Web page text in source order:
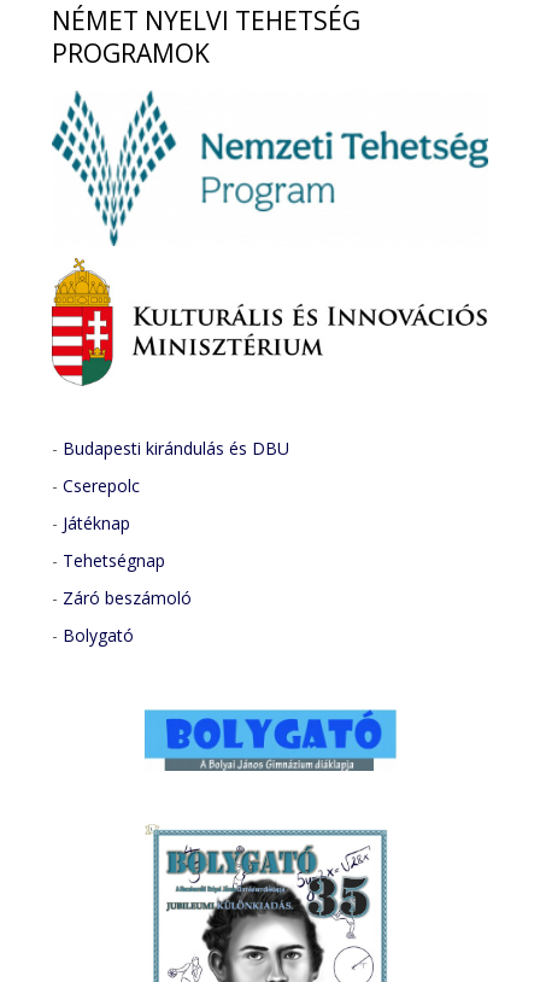
NÉMET NYELVI TEHETSÉG
PROGRAMOK
- Budapesti kirándulás és DBU
-Cserepolc
- Játéknap
- Tehetségnap
- Záró beszámoló
- Bolygató